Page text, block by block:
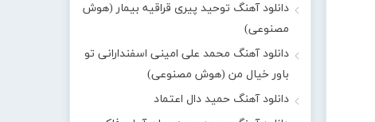
دانلود آهنگ توحید پیری قراقیه بیمار (هوش
مصنوعی)
دانلود آهنگ محمد علی امینی اسفندارانی تو
باور خیال من (هوش مصنوعی)
دانلود آهنگ حمید دال اعتماد